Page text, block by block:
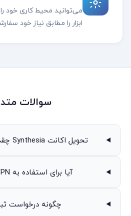
می‌توانید محیط کاری خود
ابزار را مطابق نیاز خود
سوالات
تحویل اکانت Synthesia چقدر طول می‌کشد؟
آیا برای استفاده به VPN نیاز دارم؟
چگونه درخواست